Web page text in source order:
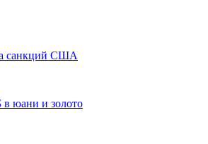
санкций США
юани и золото